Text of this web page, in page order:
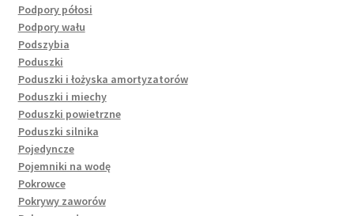
Podpory półosi
Podpory wału
Podszybia
Poduszki
Poduszki i łożyska amortyzatorów
Poduszki i miechy
Poduszki powietrzne
Poduszki silnika
Pojedyncze
Pojemniki na wodę
Pokrowce
Pokrywy zaworów